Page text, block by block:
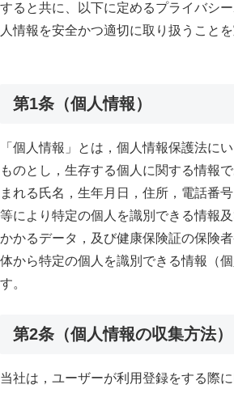
すると共に、以下に定めるプライバシ
人情報を安全かつ適切に取り扱うことを
第1条（個人情報）
「個人情報」とは，個人情報保護法に
ものとし，生存する個人に関する情報
まれる氏名，生年月日，住所，電話番
等により特定の個人を識別できる情報
かかるデータ，及び健康保険証の保険
体から特定の個人を識別できる情報（
す。
第2条（個人情報の収集方法）
当社は，ユーザーが利用登録をする際